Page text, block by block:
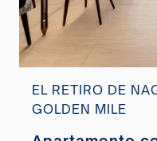
EL RETIRO DE
GOLDEN MILE